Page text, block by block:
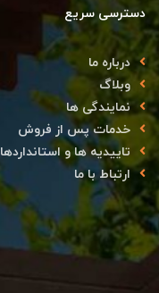
دسترسی سریع
درباره ما
وبلاگ
نمایندگی ها
خدمات پس از فروش
تاییدیه ها و استانداردها
ارتباط با ما